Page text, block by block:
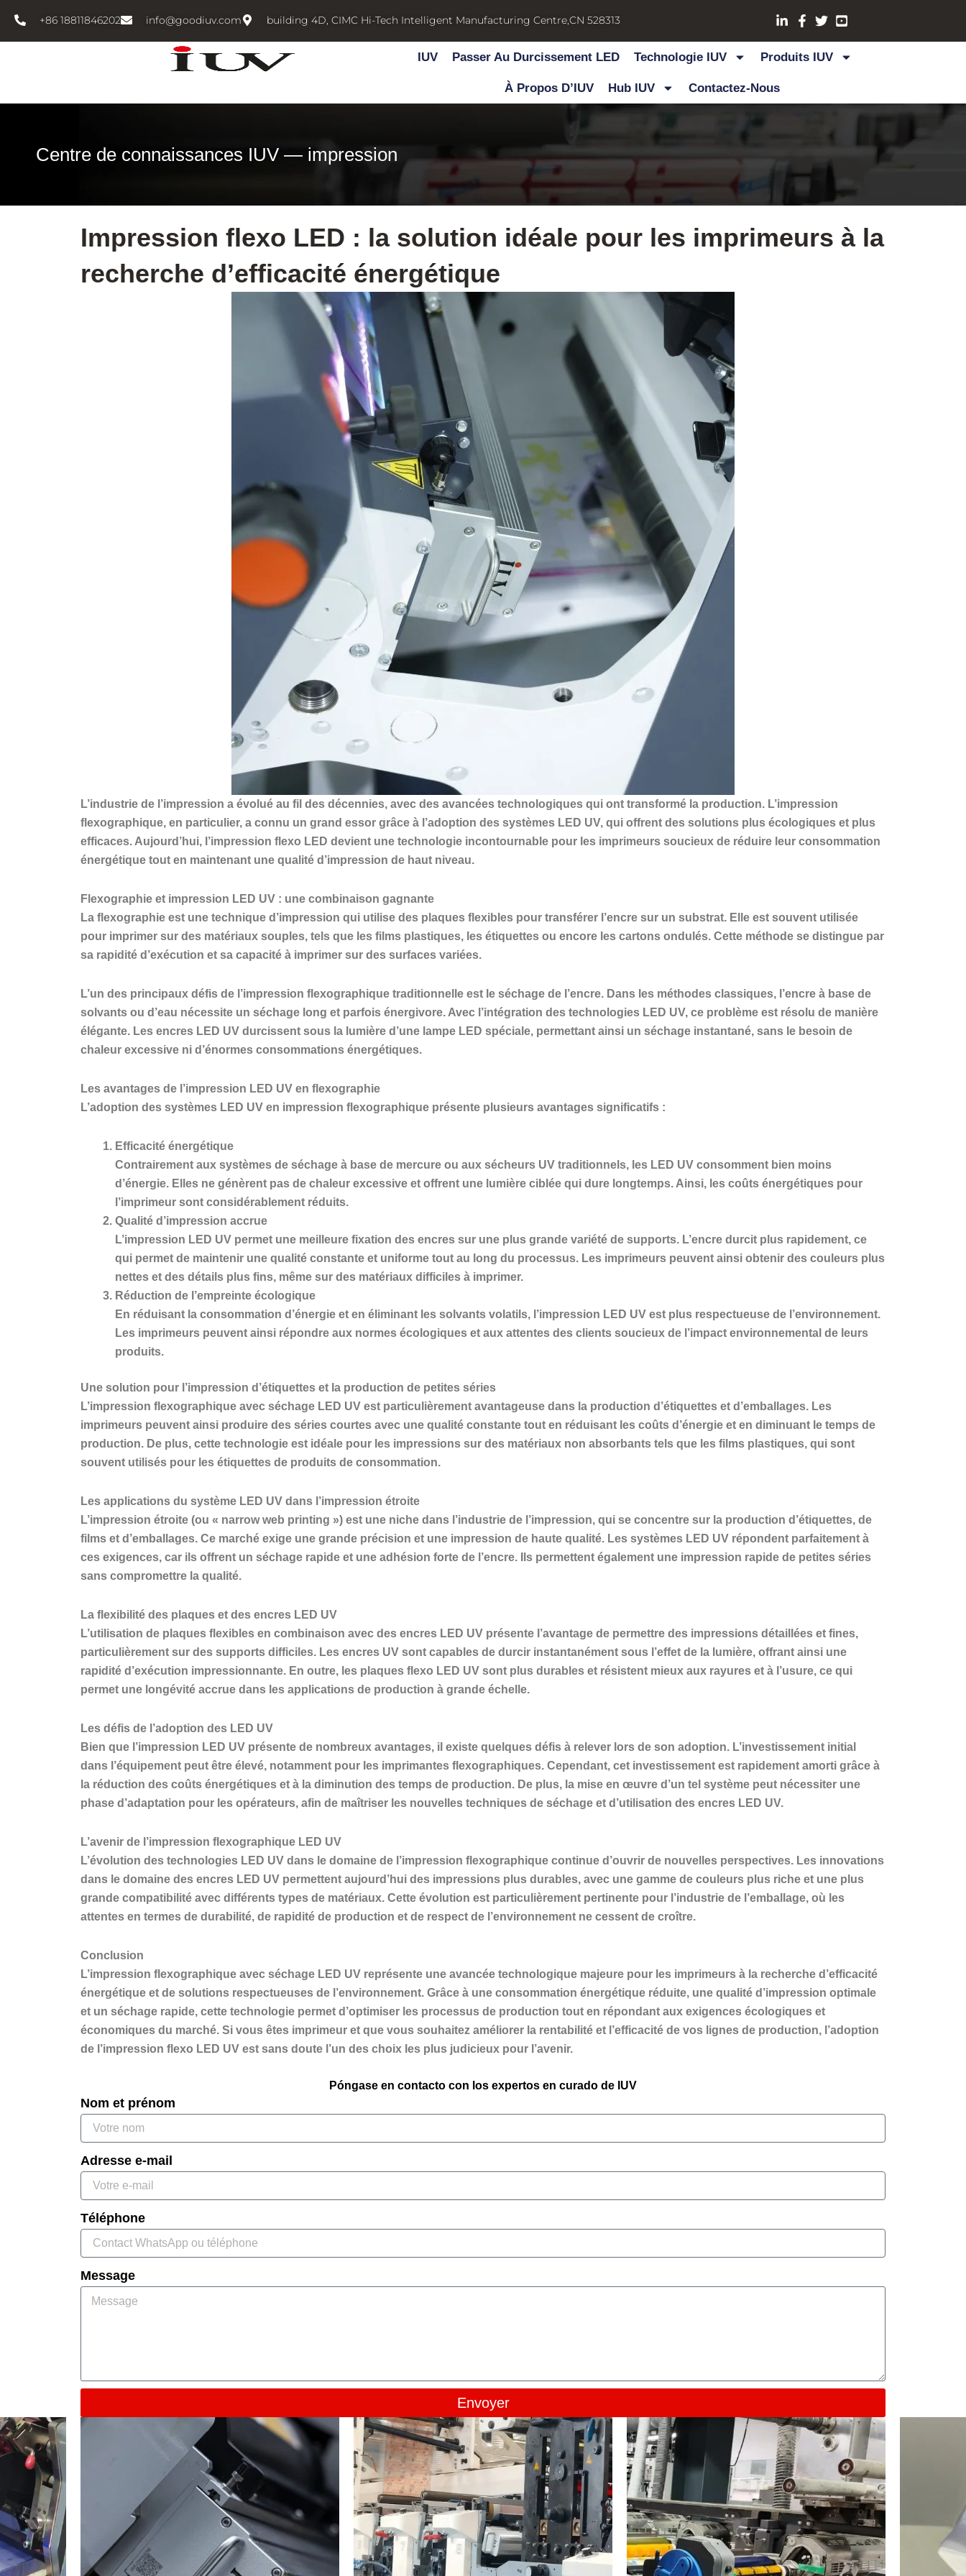
内
+86 18811846202 info@goodiuv.com building 4D, CIMC Hi-Tech Intelligent Manufacturing Centre,CN 528313
IUV Passer Au Durcissement LED Technologie IUV Produits IUV
À Propos D’IUV Hub IUV Contactez-Nous
Centre de connaissances IUV — impression
Impression flexo LED : la solution idéale pour les imprimeurs à la
recherche d’efficacité énergétique
L’industrie de l’impression a évolué au fil des décennies, avec des avancées technologiques qui ont transformé la production. L’impression
flexographique, en particulier, a connu un grand essor grâce à l’adoption des systèmes LED UV, qui offrent des solutions plus écologiques et plus
efficaces. Aujourd’hui, l’impression flexo LED devient une technologie incontournable pour les imprimeurs soucieux de réduire leur consommation
énergétique tout en maintenant une qualité d’impression de haut niveau.
Flexographie et impression LED UV : une combinaison gagnante
La flexographie est une technique d’impression qui utilise des plaques flexibles pour transférer l’encre sur un substrat. Elle est souvent utilisée
pour imprimer sur des matériaux souples, tels que les films plastiques, les étiquettes ou encore les cartons ondulés. Cette méthode se distingue par
sa rapidité d’exécution et sa capacité à imprimer sur des surfaces variées.
L’un des principaux défis de l’impression flexographique traditionnelle est le séchage de l’encre. Dans les méthodes classiques, l’encre à base de
solvants ou d’eau nécessite un séchage long et parfois énergivore. Avec l’intégration des technologies LED UV, ce problème est résolu de manière
élégante. Les encres LED UV durcissent sous la lumière d’une lampe LED spéciale, permettant ainsi un séchage instantané, sans le besoin de
chaleur excessive ni d’énormes consommations énergétiques.
Les avantages de l’impression LED UV en flexographie
L’adoption des systèmes LED UV en impression flexographique présente plusieurs avantages significatifs :
Efficacité énergétique
Contrairement aux systèmes de séchage à base de mercure ou aux sécheurs UV traditionnels, les LED UV consomment bien moins
d’énergie. Elles ne génèrent pas de chaleur excessive et offrent une lumière ciblée qui dure longtemps. Ainsi, les coûts énergétiques pour
l’imprimeur sont considérablement réduits.
Qualité d’impression accrue
L’impression LED UV permet une meilleure fixation des encres sur une plus grande variété de supports. L’encre durcit plus rapidement, ce
qui permet de maintenir une qualité constante et uniforme tout au long du processus. Les imprimeurs peuvent ainsi obtenir des couleurs plus
nettes et des détails plus fins, même sur des matériaux difficiles à imprimer.
Réduction de l’empreinte écologique
En réduisant la consommation d’énergie et en éliminant les solvants volatils, l’impression LED UV est plus respectueuse de l’environnement.
Les imprimeurs peuvent ainsi répondre aux normes écologiques et aux attentes des clients soucieux de l’impact environnemental de leurs
produits.
Une solution pour l’impression d’étiquettes et la production de petites séries
L’impression flexographique avec séchage LED UV est particulièrement avantageuse dans la production d’étiquettes et d’emballages. Les
imprimeurs peuvent ainsi produire des séries courtes avec une qualité constante tout en réduisant les coûts d’énergie et en diminuant le temps de
production. De plus, cette technologie est idéale pour les impressions sur des matériaux non absorbants tels que les films plastiques, qui sont
souvent utilisés pour les étiquettes de produits de consommation.
Les applications du système LED UV dans l’impression étroite
L’impression étroite (ou « narrow web printing ») est une niche dans l’industrie de l’impression, qui se concentre sur la production d’étiquettes, de
films et d’emballages. Ce marché exige une grande précision et une impression de haute qualité. Les systèmes LED UV répondent parfaitement à
ces exigences, car ils offrent un séchage rapide et une adhésion forte de l’encre. Ils permettent également une impression rapide de petites séries
sans compromettre la qualité.
La flexibilité des plaques et des encres LED UV
L’utilisation de plaques flexibles en combinaison avec des encres LED UV présente l’avantage de permettre des impressions détaillées et fines,
particulièrement sur des supports difficiles. Les encres UV sont capables de durcir instantanément sous l’effet de la lumière, offrant ainsi une
rapidité d’exécution impressionnante. En outre, les plaques flexo LED UV sont plus durables et résistent mieux aux rayures et à l’usure, ce qui
permet une longévité accrue dans les applications de production à grande échelle.
Les défis de l’adoption des LED UV
Bien que l’impression LED UV présente de nombreux avantages, il existe quelques défis à relever lors de son adoption. L’investissement initial
dans l’équipement peut être élevé, notamment pour les imprimantes flexographiques. Cependant, cet investissement est rapidement amorti grâce à
la réduction des coûts énergétiques et à la diminution des temps de production. De plus, la mise en œuvre d’un tel système peut nécessiter une
phase d’adaptation pour les opérateurs, afin de maîtriser les nouvelles techniques de séchage et d’utilisation des encres LED UV.
L’avenir de l’impression flexographique LED UV
L’évolution des technologies LED UV dans le domaine de l’impression flexographique continue d’ouvrir de nouvelles perspectives. Les innovations
dans le domaine des encres LED UV permettent aujourd’hui des impressions plus durables, avec une gamme de couleurs plus riche et une plus
grande compatibilité avec différents types de matériaux. Cette évolution est particulièrement pertinente pour l’industrie de l’emballage, où les
attentes en termes de durabilité, de rapidité de production et de respect de l’environnement ne cessent de croître.
Conclusion
L’impression flexographique avec séchage LED UV représente une avancée technologique majeure pour les imprimeurs à la recherche d’efficacité
énergétique et de solutions respectueuses de l’environnement. Grâce à une consommation énergétique réduite, une qualité d’impression optimale
et un séchage rapide, cette technologie permet d’optimiser les processus de production tout en répondant aux exigences écologiques et
économiques du marché. Si vous êtes imprimeur et que vous souhaitez améliorer la rentabilité et l’efficacité de vos lignes de production, l’adoption
de l’impression flexo LED UV est sans doute l’un des choix les plus judicieux pour l’avenir.
Póngase en contacto con los expertos en curado de IUV
Nom et prénom
Adresse e-mail
Téléphone
Message
Envoyer